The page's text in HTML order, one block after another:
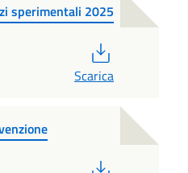
sperimentali 2025
Scarica